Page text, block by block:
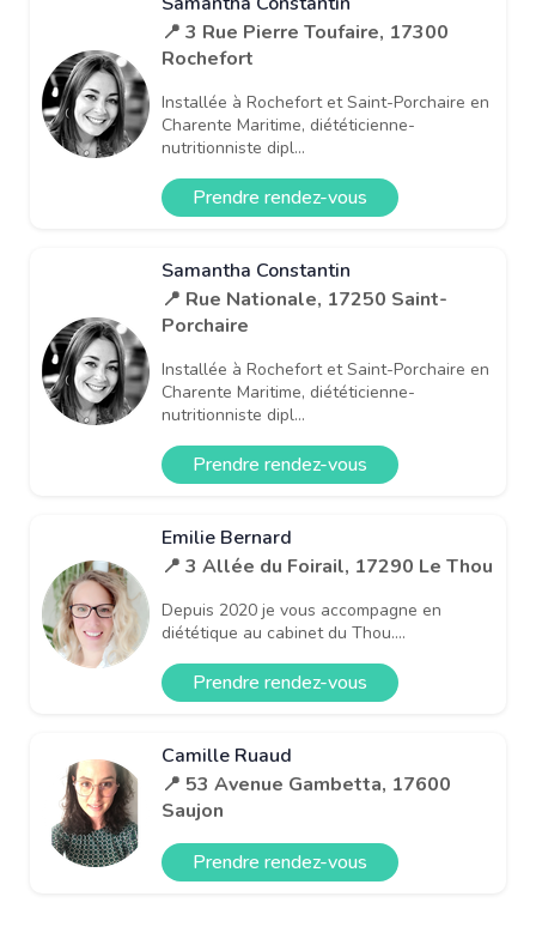
📍 3 Rue Pierre Toufaire, 17300
Rochefort
Installée à Rochefort et Saint-Porchaire en
Charente Maritime, diététicienne-
nutritionniste dipl...
Prendre rendez-vous
Samantha Constantin
📍 Rue Nationale, 17250 Saint-
Porchaire
Installée à Rochefort et Saint-Porchaire en
Charente Maritime, diététicienne-
nutritionniste dipl...
Prendre rendez-vous
Emilie Bernard
📍 3 Allée du Foirail, 17290 Le Thou
Depuis 2020 je vous accompagne en
diététique au cabinet du Thou....
Prendre rendez-vous
Camille Ruaud
📍 53 Avenue Gambetta, 17600
Saujon
Prendre rendez-vous